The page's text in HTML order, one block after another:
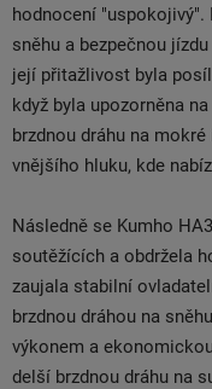
hodnocení
sněhu a bezpečnou
její přitažlivost byla
když byla upozorněna
brzdnou dráhu na
vnějšího hluku, kde
Následně se Kumho
soutěžících a obdržela
zaujala stabilní
brzdnou dráhou na
výkonem a
delší brzdnou dráhu na